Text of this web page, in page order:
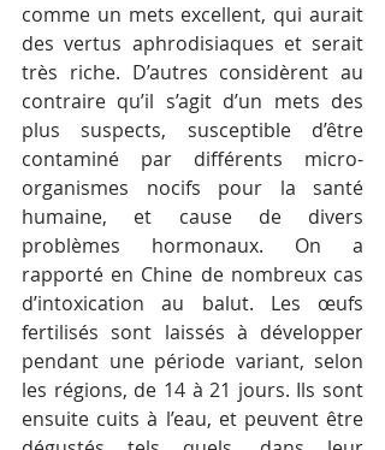
comme un mets excellent, qui aurait
des vertus aphrodisiaques et serait
très riche. D’autres considèrent au
contraire qu’il s’agit d’un mets des
plus suspects, susceptible d’être
contaminé par différents micro-
organismes nocifs pour la santé
humaine, et cause de divers
problèmes hormonaux. On a
rapporté en Chine de nombreux cas
d’intoxication au balut. Les œufs
fertilisés sont laissés à développer
pendant une période variant, selon
les régions, de 14 à 21 jours. Ils sont
ensuite cuits à l’eau, et peuvent être